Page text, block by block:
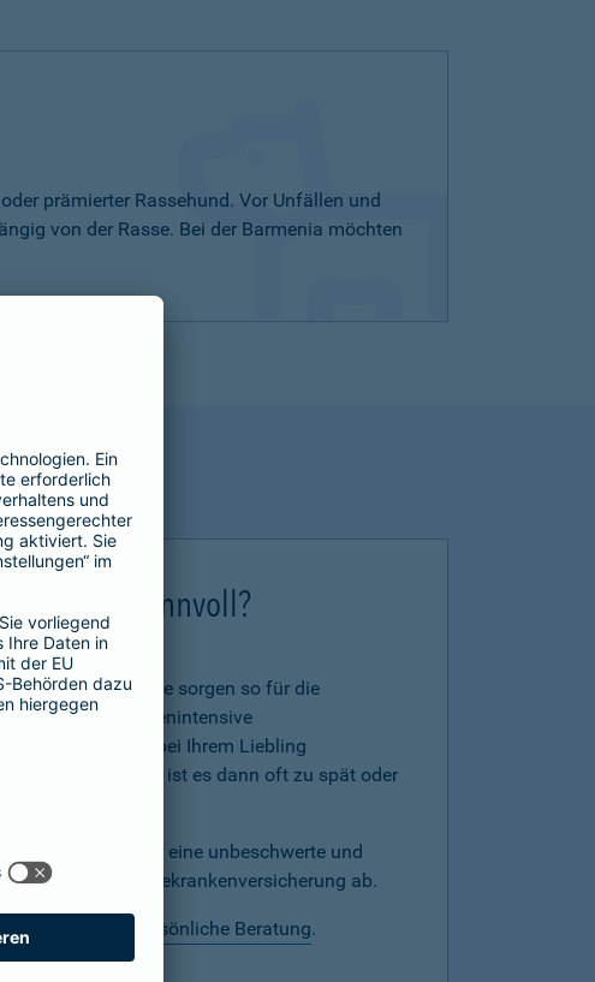
prämierter Rassehund. Vor Unfällen und
von der Rasse. Bei der Barmenia möchten
sinnvoll?
immer, denn Sie sorgen so für die
Alter werden kostenintensive
Zahnprobleme bei Ihrem Liebling
ist es dann oft zu spät oder
rechtzeitig für eine unbeschwerte und
mit einer Hundekrankenversicherung ab.
wir eine persönliche Beratung.